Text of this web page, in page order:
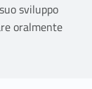
sviluppo
oralmente